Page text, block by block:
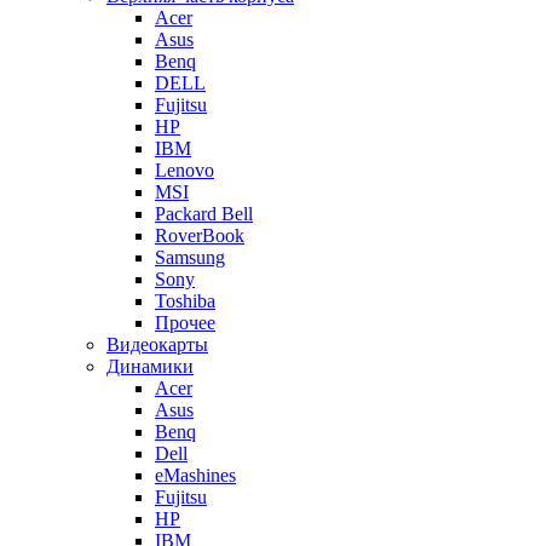
Acer
Asus
Benq
DELL
Fujitsu
HP
IBM
Lenovo
MSI
Packard Bell
RoverBook
Samsung
Sony
Toshiba
Прочее
Видеокарты
Динамики
Acer
Asus
Benq
Dell
eMashines
Fujitsu
HP
IBM